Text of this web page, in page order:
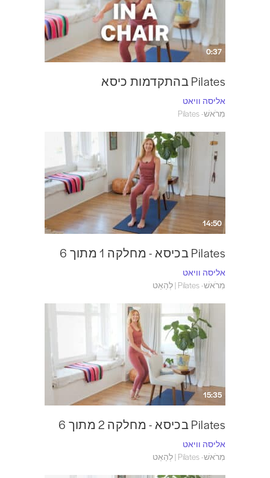
0:37
Pilates בהתקדמות כיסא
אליסה וויאט
מִרֹאשׁ- Pilates
14:50
Pilates בכיסא - מחלקה 1 מתוך 6
אליסה וויאט
מִרֹאשׁ- Pilates | לְהַאֵט
15:35
Pilates בכיסא - מחלקה 2 מתוך 6
אליסה וויאט
מִרֹאשׁ- Pilates | לְהַאֵט